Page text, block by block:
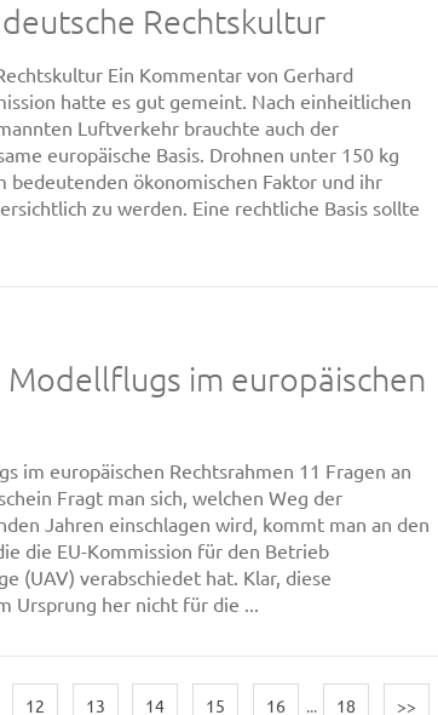
Rechtskultur
Ein Kommentar von Gerhard
hatte es gut gemeint. Nach einheitlichen
Luftverkehr brauchte auch der
europäische Basis. Drohnen unter 150 kg
bedeutenden ökonomischen Faktor und ihr
zu werden. Eine rechtliche Basis sollte
Modellflugs im europäischen
im europäischen Rechtsrahmen 11 Fragen an
Fragt man sich, welchen Weg der
Jahren einschlagen wird, kommt man an den
die EU-Kommission für den Betrieb
(UAV) verabschiedet hat. Klar, diese
Ursprung her nicht für die ...
12 13 14 15 16 ... 18 >>